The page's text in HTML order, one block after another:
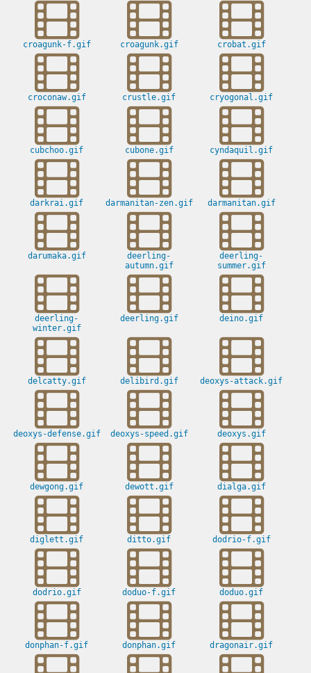
croagunk-f.gif croagunk.gif crobat.gif
croconaw.gif crustle.gif cryogonal.gif
cubchoo.gif cubone.gif cyndaquil.gif
darkrai.gif darmanitan-zen.gif darmanitan.gif
darumaka.gif
deerling-
autumn.gif
deerling-
summer.gif
deerling-
winter.gif
deerling.gif deino.gif
delcatty.gif delibird.gif deoxys-attack.gif
deoxys-defense.gif deoxys-speed.gif deoxys.gif
dewgong.gif dewott.gif dialga.gif
diglett.gif ditto.gif dodrio-f.gif
dodrio.gif doduo-f.gif doduo.gif
donphan-f.gif donphan.gif dragonair.gif